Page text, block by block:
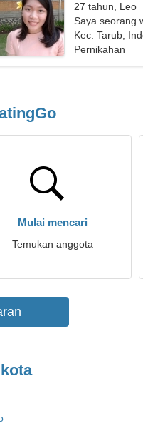
27 tahun, Leo
Saya seorang
Kec. Tarub,
Pernikahan
Mulai mencari
Temukan anggota